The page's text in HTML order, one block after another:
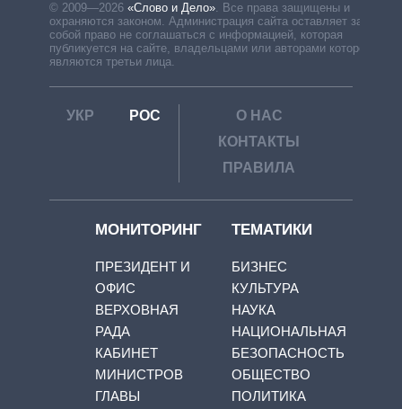
© 2009—2026 «Слово и Дело». Все права защищены и
охраняются законом. Администрация сайта оставляет за
собой право не соглашаться с информацией, которая
публикуется на сайте, владельцами или авторами которой
являются третьи лица.
УКР РОС
О НАС
КОНТАКТЫ
ПРАВИЛА
МОНИТОРИНГ
ПРЕЗИДЕНТ И
ОФИС
ВЕРХОВНАЯ
РАДА
КАБИНЕТ
МИНИСТРОВ
ГЛАВЫ
ТЕМАТИКИ
БИЗНЕС
КУЛЬТУРА
НАУКА
НАЦИОНАЛЬНАЯ
БЕЗОПАСНОСТЬ
ОБЩЕСТВО
ПОЛИТИКА